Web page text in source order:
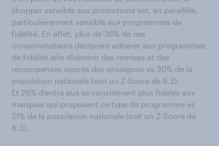
shopper sensible aux promotions est, en parallèle,
particulièrement sensible aux programmes de
fidélité. En effet, plus de 36% de ces
consommateurs déclarent adhérer aux programmes
de fidélité afin d’obtenir des remises et des
récompenses auprès des enseignes vs 30% de la
population nationale (soit un Z-Score de 6.2).
Et 26% d’entre eux se considèrent plus fidèles aux
marques qui proposent ce type de programme vs
21% de la population nationale (soit un Z-Score de
6.3).